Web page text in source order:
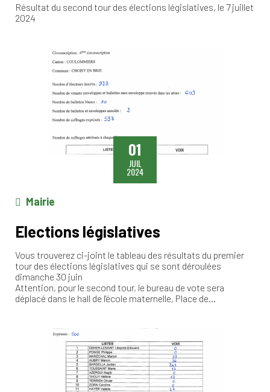
Résultat du second tour des élections législatives, le 7 juillet
2024
01
JUIL
2024
Mairie
Elections législatives
Vous trouverez ci-joint le tableau des résultats du premier
tour des élections législatives qui se sont déroulées
dimanche 30 juin
Attention, pour le second tour, le bureau de vote sera
déplacé dans le hall de l'école maternelle, Place de…